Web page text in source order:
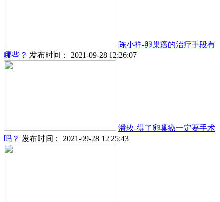
陈小祥-卵巢癌的治疗手段有
哪些？ 发布时间： 2021-09-28 12:26:07
潘玫-得了卵巢癌一定要手术
吗？ 发布时间： 2021-09-28 12:25:43